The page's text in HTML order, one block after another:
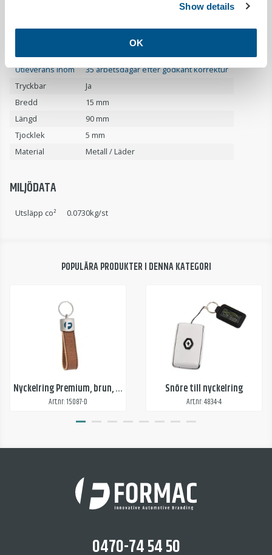
Show details
OK
Utleverans inom
35 arbetsdagar efter godkänt korrektur
Tryckbar
Ja
Bredd
15 mm
Längd
90 mm
Tjocklek
5 mm
Material
Metall / Läder
MILJÖDATA
Utsläpp co² 0.0730kg/st
POPULÄRA PRODUKTER I DENNA KATEGORI
Nyckelring Premium, brun, graverad, prägling
Art.nr: 15087-D
Snöre till nyckelring
Art.nr: 4834-4
0470-74 54 50